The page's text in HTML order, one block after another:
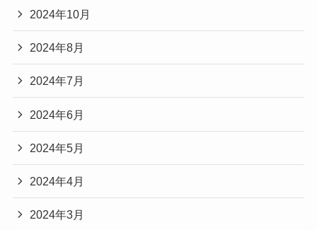
2024年10月
2024年8月
2024年7月
2024年6月
2024年5月
2024年4月
2024年3月